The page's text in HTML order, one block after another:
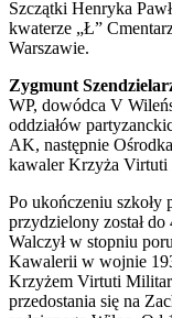
Szczątki Henryka
kwaterze „Ł”
Warszawie.
Zygmunt
WP, dowódca V
oddziałów
AK, następnie
kawaler Krzyża
Po ukończeniu
przydzielony został
Walczył w stopniu
Kawalerii w wojnie
Krzyżem Virtuti
przedostania się na